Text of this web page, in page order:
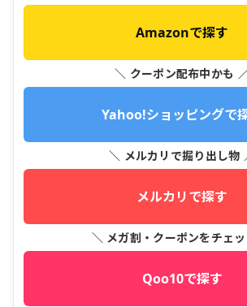
Amazonで探す
＼ クーポン配布中かも
Yahoo!ショッピングで
＼ メルカリで掘り出し物
メルカリで探す
＼ メガ割・クーポンをチェ
Qoo10で探す